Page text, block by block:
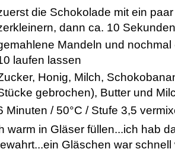
die Schokolade mit ein
dann ca. 10
Mandeln und
laufen lassen
Honig, Milch,
gebrochen), Butter und
Minuten / 50°C / Stufe 3,5
warm in Gläser füllen...ich hab
Gläschen war